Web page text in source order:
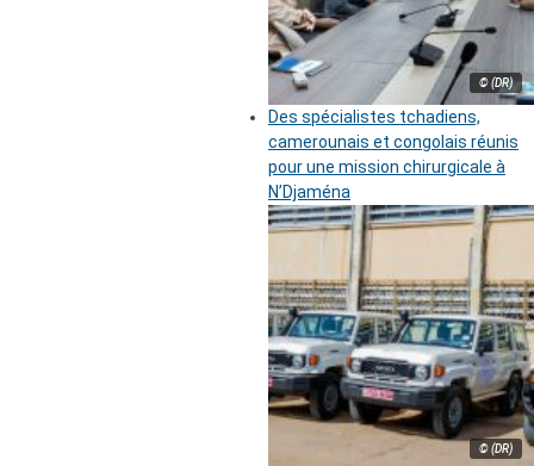
© (DR)
Des spécialistes tchadiens,
camerounais et congolais réunis
pour une mission chirurgicale à
N’Djaména
© (DR)